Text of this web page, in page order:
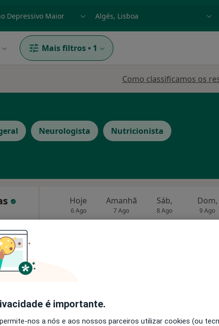
p. ex. Lisboa
Mais filtros • 1
Como classificamos os
Neurologista Nutricionista
60 €
Hoje
6 Ago
Amanhã
7 Ago
Sáb,
8 Ago
Dom,
9 Ago
é importante.
nos a nós e aos nossos parceiros utilizar cookies (ou